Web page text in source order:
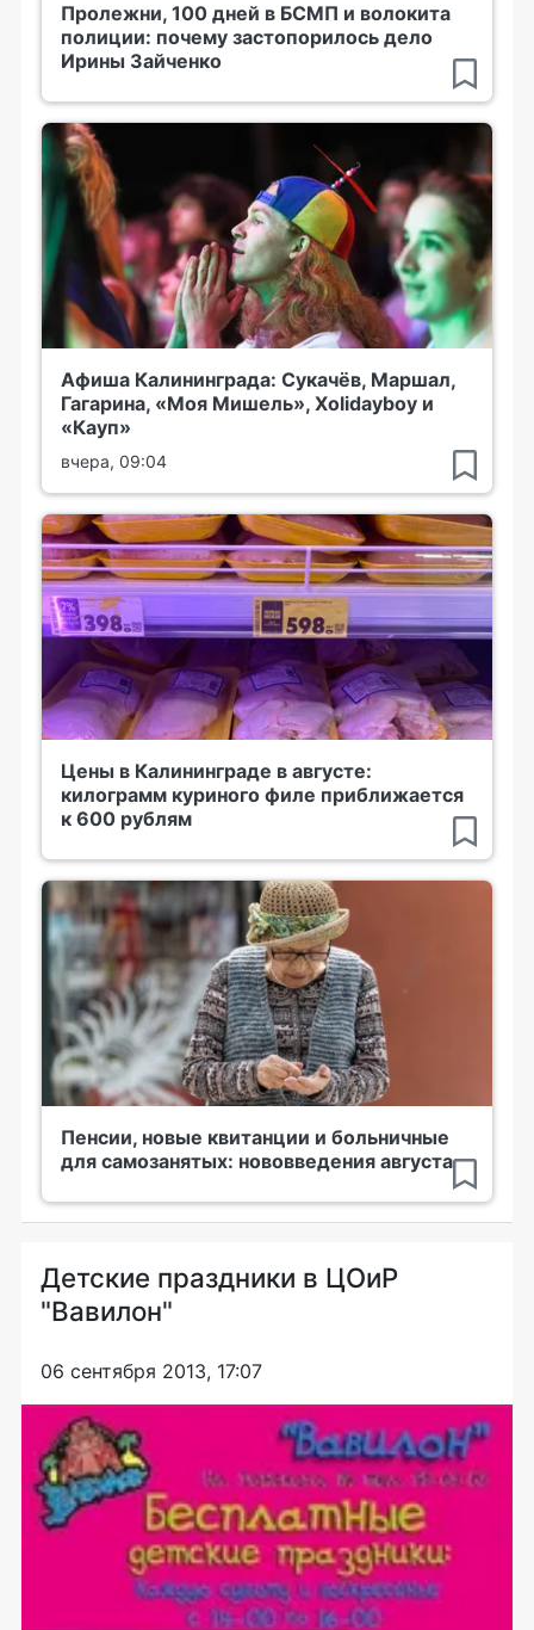
Пролежни, 100 дней в БСМП и волокита
полиции: почему застопорилось дело
Ирины Зайченко
Афиша Калининграда: Сукачёв, Маршал,
Гагарина, «Моя Мишель», Xolidayboy и
«Кауп»
вчера, 09:04
Цены в Калининграде в августе:
килограмм куриного филе приближается
к 600 рублям
Пенсии, новые квитанции и больничные
для самозанятых: нововведения августа
Детские праздники в ЦОиР
"Вавилон"
06 сентября 2013, 17:07